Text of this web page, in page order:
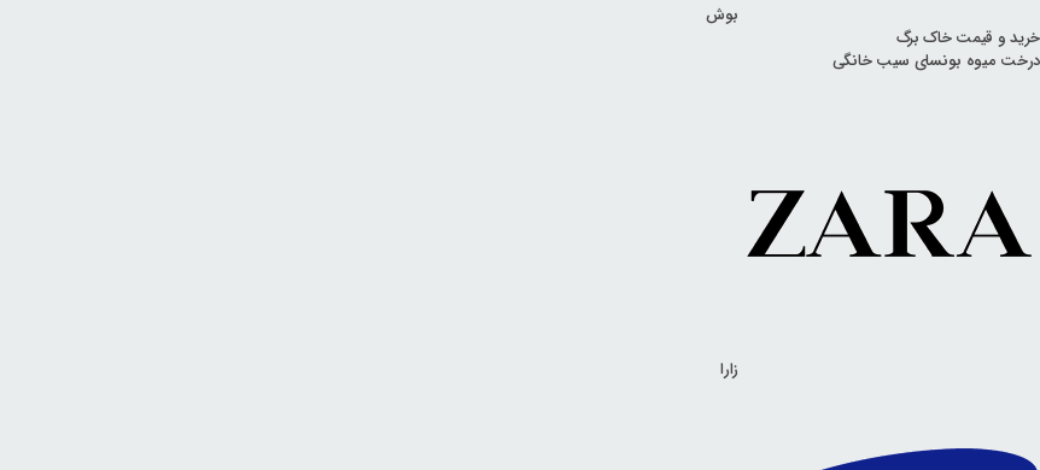
بوش
خرید و قیمت خاک برگ
درخت میوه بونسای سیب خانگی
زارا